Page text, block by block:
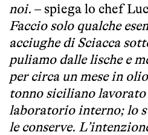
noi. – spiega lo chef
Faccio solo qualche
acciughe di Sciacca
puliamo dalle lische e
per circa un mese in
tonno siciliano
laboratorio interno; lo
le conserve.